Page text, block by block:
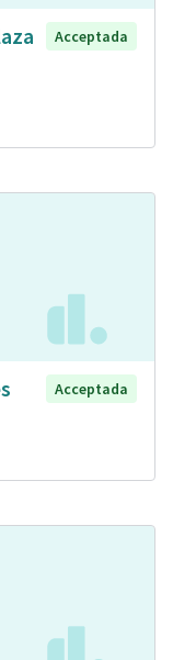
Acceptada
Acceptada